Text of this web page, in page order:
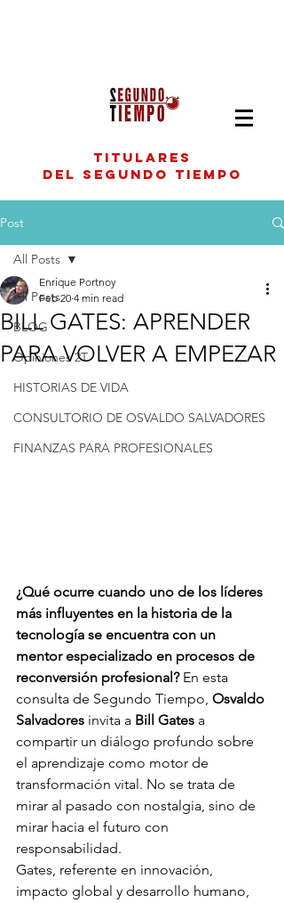
titulares
del segundo tiempo
Post
All Posts
BLOG
Opiniones 2T
HISTORIAS DE VIDA
CONSULTORIO DE OSVALDO SALVADORES
FINANZAS PARA PROFESIONALES
All Posts
BILL GATES: APRENDER
PARA VOLVER A EMPEZAR
Enrique Portnoy
Feb 20 4 min read
¿Qué ocurre cuando uno de los líderes
más influyentes en la historia de la
tecnología se encuentra con un
mentor especializado en procesos de
reconversión profesional? En esta
consulta de Segundo Tiempo, Osvaldo
Salvadores invita a Bill Gates a
compartir un diálogo profundo sobre
el aprendizaje como motor de
transformación vital. No se trata de
mirar al pasado con nostalgia, sino de
mirar hacia el futuro con
responsabilidad.
Gates, referente en innovación,
impacto global y desarrollo humano,